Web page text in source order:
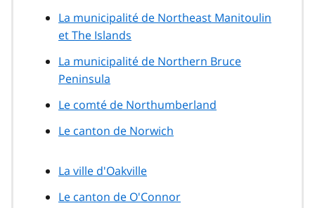
La municipalité de Northeast Manitoulin
et The Islands
La municipalité de Northern Bruce
Peninsula
Le comté de Northumberland
Le canton de Norwich
La ville d'Oakville
Le canton de O'Connor